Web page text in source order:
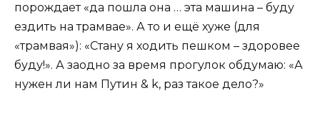
порождает «да пошла она … эта машина – буду
ездить на трамвае». А то и ещё хуже (для
«трамвая»): «Стану я ходить пешком – здоровее
буду!». А заодно за время прогулок обдумаю: «А
нужен ли нам Путин & k, раз такое дело?»